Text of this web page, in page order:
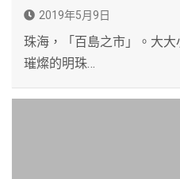
2019年5月9日
珠海，「百島之市」。大
璀燦的明珠…